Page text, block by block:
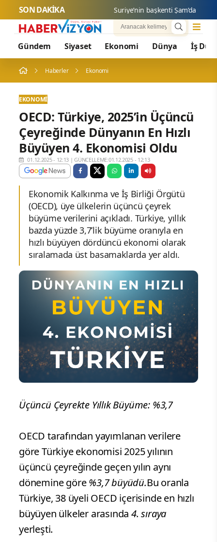
SON DAKİKA Suriye’nin başkenti Şam’da yolcu
Gündem Siyaset Ekonomi Dünya İş
Haberler Ekonomi
EKONOMI
OECD: Türkiye, 2025’in Üçüncü
Çeyreğinde Dünyanın En Hızlı
Büyüyen 4. Ekonomisi Oldu
01.12.2025 - 12:13 |GÜNCELLEME:01.12.2025 - 12:13
Ekonomik Kalkınma ve İş Birliği Örgütü
(OECD), üye ülkelerin üçüncü çeyrek
büyüme verilerini açıkladı. Türkiye, yıllık
bazda yüzde 3,7’lik büyüme oranıyla en
hızlı büyüyen dördüncü ekonomi olarak
sıralamada üst basamaklarda yer aldı.
Üçüncü Çeyrekte Yıllık Büyüme: %3,7
OECD tarafından yayımlanan verilere
göre Türkiye ekonomisi 2025 yılının
üçüncü çeyreğinde geçen yılın aynı
dönemine göre%3,7 büyüdü.Bu oranla
Türkiye, 38 üyeli OECD içerisinde en hızlı
büyüyen ülkeler arasında4. sıraya
yerleşti.